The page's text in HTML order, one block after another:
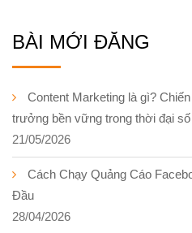
BÀI MỚI ĐĂNG
Content Marketing là gì?
trưởng bền vững trong thời đại số
21/05/2026
Cách Chạy Quảng Cáo
Đầu
28/04/2026